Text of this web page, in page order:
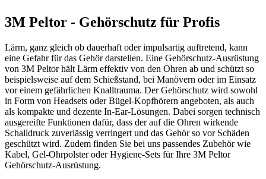
3M Peltor - Gehörschutz für Profis
Lärm, ganz gleich ob dauerhaft oder impulsartig auftretend, kann
eine Gefahr für das Gehör darstellen. Eine Gehörschutz-Ausrüstung
von 3M Peltor hält Lärm effektiv von den Ohren ab und schützt so
beispielsweise auf dem Schießstand, bei Manövern oder im Einsatz
vor einem gefährlichen Knalltrauma. Der Gehörschutz wird sowohl
in Form von Headsets oder Bügel-Kopfhörern angeboten, als auch
als kompakte und dezente In-Ear-Lösungen. Dabei sorgen technisch
ausgereifte Funktionen dafür, dass der auf die Ohren wirkende
Schalldruck zuverlässig verringert und das Gehör so vor Schäden
geschützt wird. Zudem finden Sie bei uns passendes Zubehör wie
Kabel, Gel-Ohrpolster oder Hygiene-Sets für Ihre 3M Peltor
Gehörschutz-Ausrüstung.